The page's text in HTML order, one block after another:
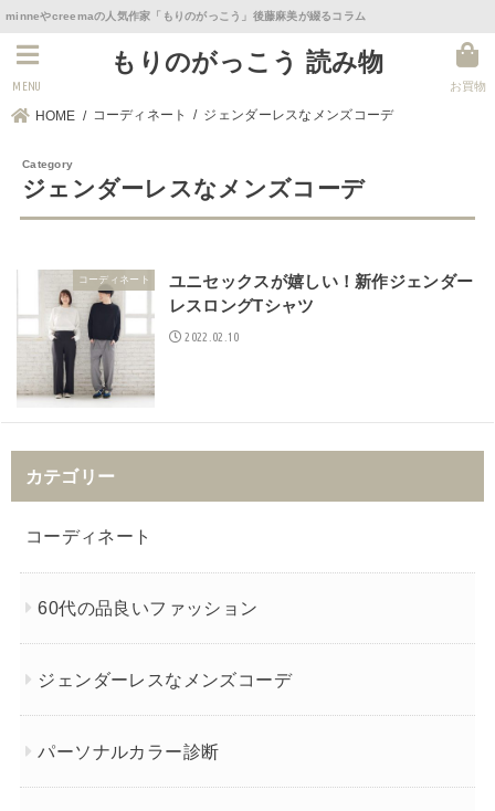
minneやcreemaの人気作家「もりのがっこう」後藤麻美が綴るコラム
もりのがっこう 読み物
お買物
MENU
HOME コーディネート ジェンダーレスなメンズコーデ
ジェンダーレスなメンズコーデ
コーディネート
ユニセックスが嬉しい！新作ジェンダー
レスロングTシャツ
2022.02.10
カテゴリー
コーディネート
60代の品良いファッション
ジェンダーレスなメンズコーデ
パーソナルカラー診断